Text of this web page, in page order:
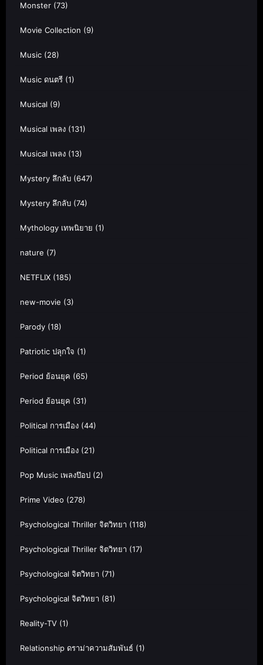
Monster (73)
Movie Collection (9)
Music (28)
Music ดนตรี (1)
Musical (9)
Musical เพลง (131)
Musical เพลง (13)
Mystery ลึกลับ (647)
Mystery ลึกลับ (74)
Mythology เทพนิยาย (1)
nature (7)
NETFLIX (185)
new-movie (3)
Parody (18)
Patriotic ปลุกใจ (1)
Period ย้อนยุค (65)
Period ย้อนยุค (31)
Political การเมือง (44)
Political การเมือง (21)
Pop Music เพลงป๊อป (2)
Prime Video (278)
Psychological Thriller จิตวิทยา (118)
Psychological Thriller จิตวิทยา (17)
Psychological จิตวิทยา (71)
Psychological จิตวิทยา (81)
Reality-TV (1)
Relationship ดราม่าความสัมพันธ์ (1)